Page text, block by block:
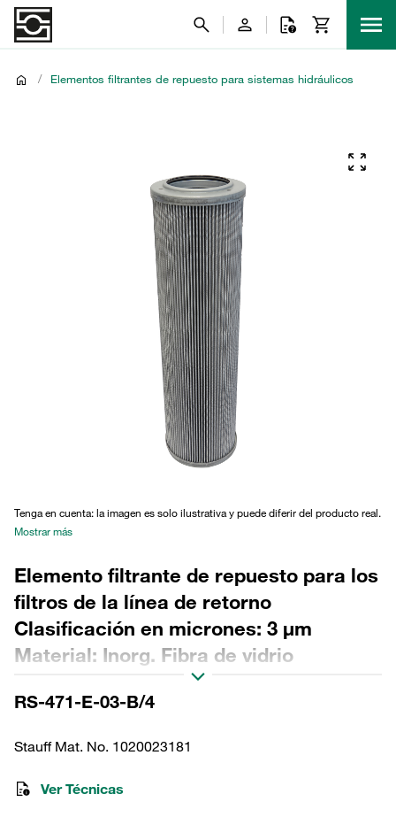
/ Elementos filtrantes de repuesto para sistemas hidráulicos
Tenga en cuenta: la imagen es solo ilustrativa y puede diferir del producto real.
Mostrar más
Elemento filtrante de repuesto para los
filtros de la línea de retorno
Clasificación en micrones: 3 µm
Material: Inorg. Fibra de vidrio
Diámetro exterior (mm): 142,5
Diámetro interior (mm): 93,7 Longitud
RS-471-E-03-B/4
Stauff Mat. No. 1020023181
Ver Técnicas